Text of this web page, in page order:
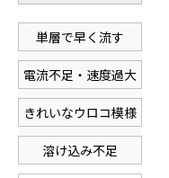
単層で早く流す
電流不足・速度過大
きれいなウロコ模様
溶け込み不足